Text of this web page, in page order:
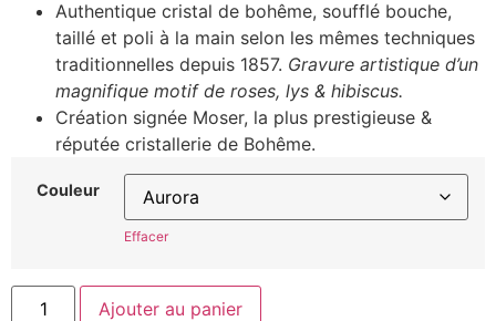
Authentique cristal de bohême, soufflé bouche,
taillé et poli à la main selon les mêmes techniques
traditionnelles depuis 1857. Gravure artistique d’un
magnifique motif de roses, lys & hibiscus.
Création signée Moser, la plus prestigieuse &
réputée cristallerie de Bohême.
Couleur
Effacer
Ajouter au panier